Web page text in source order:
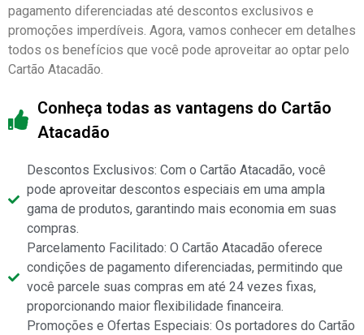
pagamento diferenciadas até descontos exclusivos e
promoções imperdíveis. Agora, vamos conhecer em detalhes
todos os benefícios que você pode aproveitar ao optar pelo
Cartão Atacadão.
Conheça todas as vantagens do Cartão
Atacadão
Descontos Exclusivos: Com o Cartão Atacadão, você
pode aproveitar descontos especiais em uma ampla
gama de produtos, garantindo mais economia em suas
compras.
Parcelamento Facilitado: O Cartão Atacadão oferece
condições de pagamento diferenciadas, permitindo que
você parcele suas compras em até 24 vezes fixas,
proporcionando maior flexibilidade financeira.
Promoções e Ofertas Especiais: Os portadores do Cartão